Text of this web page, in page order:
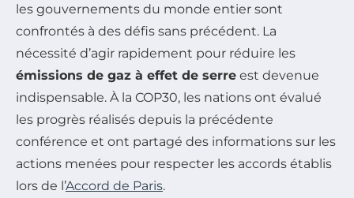
les gouvernements du monde entier sont
confrontés à des défis sans précédent. La
nécessité d’agir rapidement pour réduire les
émissions de gaz à effet de serre est devenue
indispensable. À la COP30, les nations ont évalué
les progrès réalisés depuis la précédente
conférence et ont partagé des informations sur les
actions menées pour respecter les accords établis
lors de l’Accord de Paris.